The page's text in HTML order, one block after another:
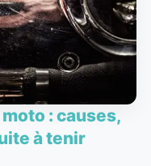
: causes,
à tenir